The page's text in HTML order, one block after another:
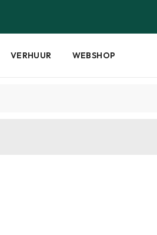
VERHUUR WEBSHOP